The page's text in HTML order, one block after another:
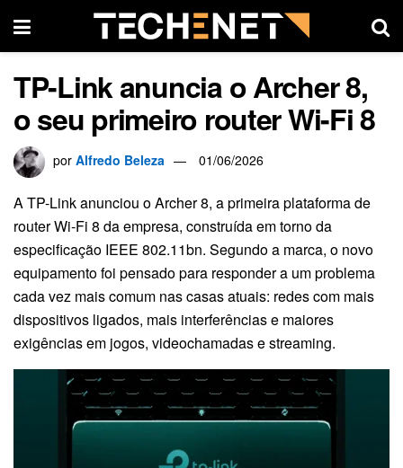
TP-Link anuncia o Archer 8,
o seu primeiro router Wi-Fi 8
por Alfredo Beleza 01/06/2026
A TP-Link anunciou o Archer 8, a primeira plataforma de
router Wi-Fi 8 da empresa, construída em torno da
especificação IEEE 802.11bn. Segundo a marca, o novo
equipamento foi pensado para responder a um problema
cada vez mais comum nas casas atuais: redes com mais
dispositivos ligados, mais interferências e maiores
exigências em jogos, videochamadas e streaming.